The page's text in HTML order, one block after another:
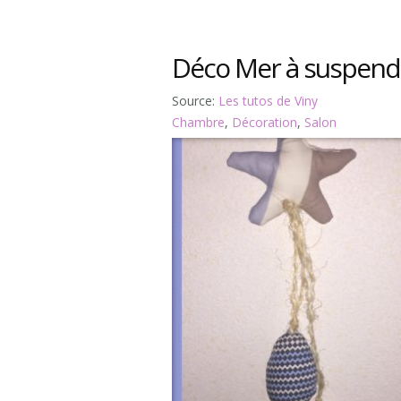
Déco Mer à
Source: Les tutos de Viny
Chambre, Décoration, Salon